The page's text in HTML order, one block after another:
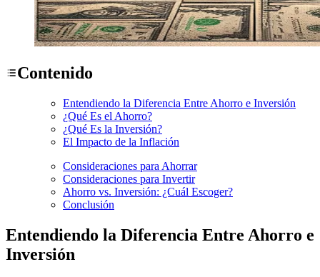
Contenido
Entendiendo la Diferencia Entre Ahorro e Inversión
¿Qué Es el Ahorro?
¿Qué Es la Inversión?
El Impacto de la Inflación
Consideraciones para Ahorrar
Consideraciones para Invertir
Ahorro vs. Inversión: ¿Cuál Escoger?
Conclusión
Entendiendo la Diferencia Entre Ahorro e
Inversión